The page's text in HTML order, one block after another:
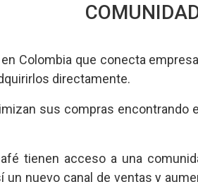
Colombia que conecta
directamente.
sus compras
tienen acceso a una
un nuevo canal de ventas y